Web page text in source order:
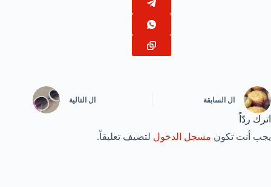
ال السابقة ال التالية
اترك ردّاً
يجب أنت تكون مسجل الدخول لتضيف تعليقاً.